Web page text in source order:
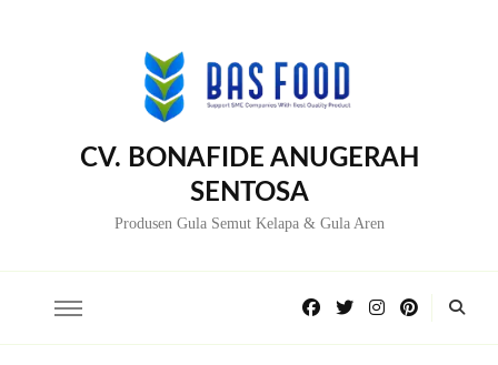
CV. BONAFIDE ANUGERAH
SENTOSA
Produsen Gula Semut Kelapa & Gula Aren